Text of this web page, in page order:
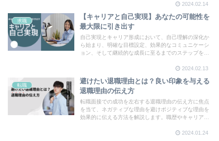
2024.02.14
求職
【キャリアと自己実現】あなたの可能性を
最大限に引き出す
自己実現とキャリア形成において、自己理解の深化か
ら始まり、明確な目標設定、効果的なコミュニケーシ
ョン、そして継続的な成長に至るまでのステップをご
実したキャリアパスを築くためのヒントを提供しま
す。
2024.02.13
転職
避けたい退職理由とは？良い印象を与える
退職理由の伝え方
転職面接での成功を左右する退職理由の伝え方に焦点
を当て、ネガティブな理由を避けポジティブな理由を
効果的に伝える方法を解説します。職歴やキャリアプ
2024.01.24